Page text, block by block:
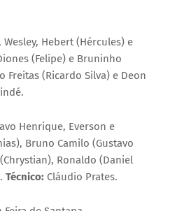
Wesley, Hebert (Hércules) e
(Felipe) e Bruninho
(Ricardo Silva) e Deon
Henrique, Everson e
Bruno Camilo (Gustavo
Ronaldo (Daniel
Técnico: Cláudio Prates.